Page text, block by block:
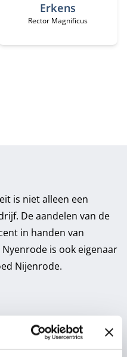
Erkens
Functietitel:
Rector Magnificus
is niet alleen een
De aandelen van de
in handen van
is ook eigenaar
Nijenrode.